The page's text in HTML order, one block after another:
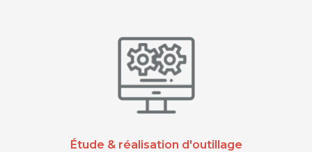
Étude & réalisation d'outillage